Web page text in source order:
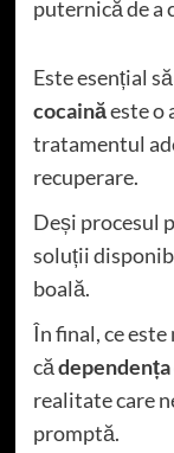
puternică de a
Este esențial
cocainăeste o
tratamentul
recuperare.
Deși procesul
soluții
boală.
În final, ce
că
realitate care
promptă.